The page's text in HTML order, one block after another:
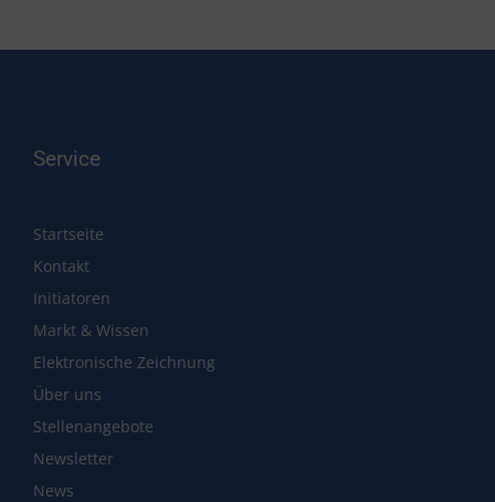
Service
Startseite
Kontakt
Initiatoren
Markt & Wissen
Elektronische Zeichnung
Über uns
Stellenangebote
Newsletter
News